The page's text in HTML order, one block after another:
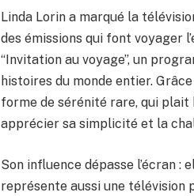
Linda Lorin a marqué la
des émissions qui font voyager
“Invitation au voyage”, un
histoires du monde entier.
forme de sérénité rare, qui
apprécier sa simplicité et la
Son influence dépasse l’écran
représente aussi une télévision